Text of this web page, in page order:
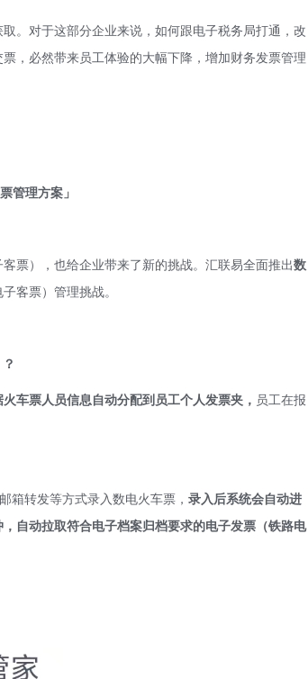
。对于这部分企业来说，如何跟电子税务局打通，改
，必然带来员工体验的大幅下降，增加财务发票管理
管理方案」
票），也给企业带来了新的挑战。汇联易全面推出数
客票）管理挑战。
车票人员信息自动分配到员工个人发票夹， 员工在报
箱转发等方式录入数电火车票，录入后系统会自动进
自动拉取符合电子档案归档要求的电子发票（铁路电